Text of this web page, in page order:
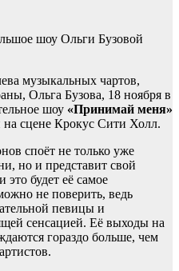
музыкальных чартов,
Ольга Бузова, 18 ноября в
шоу «Принимай меня»
сцене Крокус Сити Холл.
споёт не только уже
но и представит свой
будет её самое
не поверить, ведь
певицы и
сенсацией. Её выходы на
гораздо больше, чем